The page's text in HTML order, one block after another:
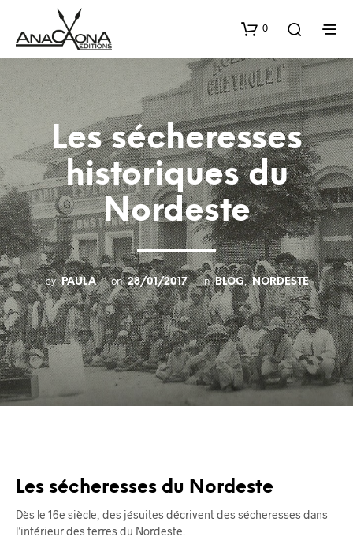
0
Les sécheresses
historiques du
Nordeste
by PAULA on 28/01/2017 in BLOG, NORDESTE
Les sécheresses du Nordeste
Dès le 16e siècle, des jésuites décrivent des sécheresses dans
l’intérieur des terres du Nordeste.